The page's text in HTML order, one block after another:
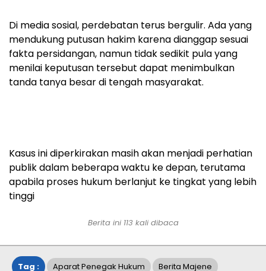
Di media sosial, perdebatan terus bergulir. Ada yang
mendukung putusan hakim karena dianggap sesuai
fakta persidangan, namun tidak sedikit pula yang
menilai keputusan tersebut dapat menimbulkan
tanda tanya besar di tengah masyarakat.
Kasus ini diperkirakan masih akan menjadi perhatian
publik dalam beberapa waktu ke depan, terutama
apabila proses hukum berlanjut ke tingkat yang lebih
tinggi
Berita ini 113kali dibaca
Tag : Aparat Penegak Hukum Berita Majene